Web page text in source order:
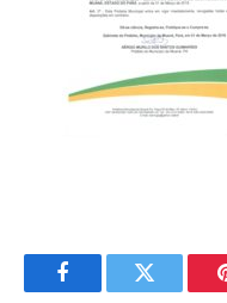
FacebookTwitter